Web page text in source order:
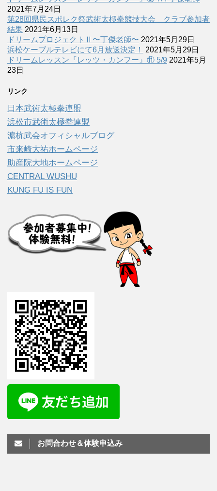
2021年7月24日
第28回県民スポレク祭武術太極拳競技大会 クラブ参加者
結果 2021年6月13日
ドリームプロジェクトⅡ〜丁傑老師〜 2021年5月29日
浜松ケーブルテレビにて6月放送決定！
2021年5月29日
ドリームレッスン『レッツ・カンフー』⑪ 5/9 2021年5月
23日
リンク
日本武術太極拳連盟
浜松市武術太極拳連盟
滬杭武会オフィシャルブログ
市来崎大祐ホームページ
助産院大地ホームページ
CENTRAL WUSHU
KUNG FU IS FUN
お問合わせ＆体験申込み